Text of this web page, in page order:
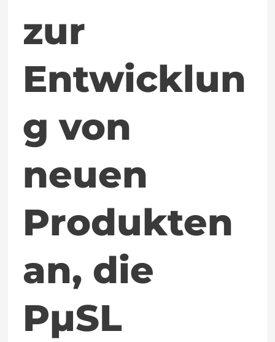
zur
Entwicklun
g von
neuen
Produkten
an, die
PµSL